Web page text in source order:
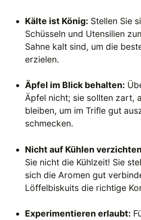
Kälte ist König: Stellen Sie
Schüsseln und Utensilien
Sahne kalt sind, um die
erzielen.
Äpfel im Blick behalten:
Äpfel nicht; sie sollten zart,
bleiben, um im Trifle gut
schmecken.
Nicht auf Kühlen
Sie nicht die Kühlzeit! Sie
sich die Aromen gut
Löffelbiskuits die richtige
Experimentieren erlaubt: